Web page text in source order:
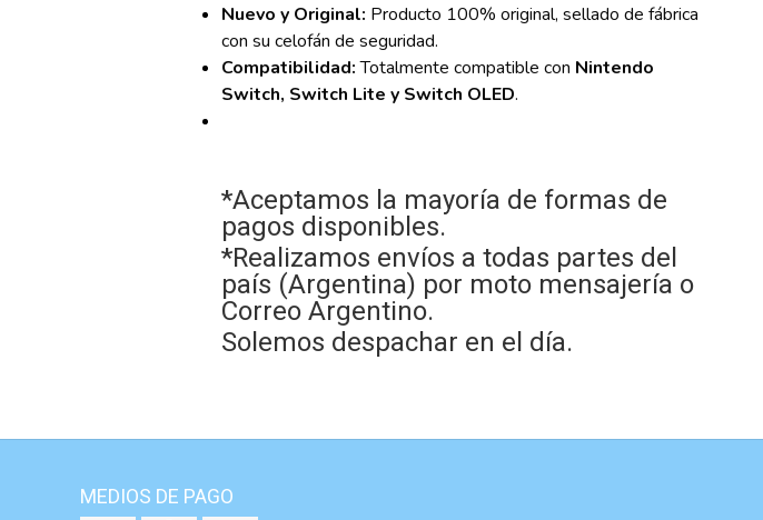
Nuevo y Original: Producto 100% original, sellado de fábrica
con su celofán de seguridad.
Compatibilidad:Totalmente compatible con Nintendo
Switch, Switch Lite y Switch OLED.
*Aceptamos la mayoría de formas de
pagos disponibles.
*Realizamos envíos a todas partes del
país (Argentina) por moto mensajería o
Correo Argentino.
Solemos despachar en el día.
MEDIOS DE PAGO